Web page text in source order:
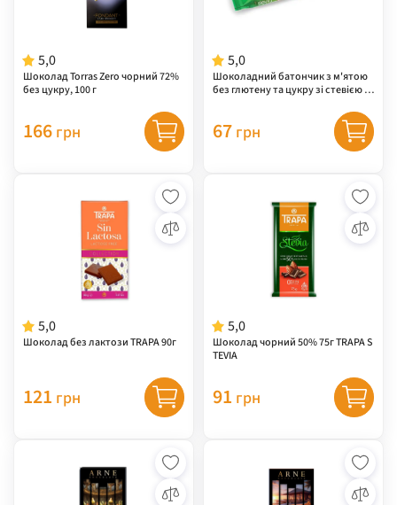
5,0
Шоколад Torras Zero чорний 72%
без цукру, 100 г
166 грн
5,0
Шоколадний батончик з м'ятою
без глютену та цукру зі стевією T
67 грн
5,0
Шоколад без лактози TRAPA 90г
121 грн
5,0
Шоколад чорний 50% 75г TRAPA S
TEVIA
91 грн